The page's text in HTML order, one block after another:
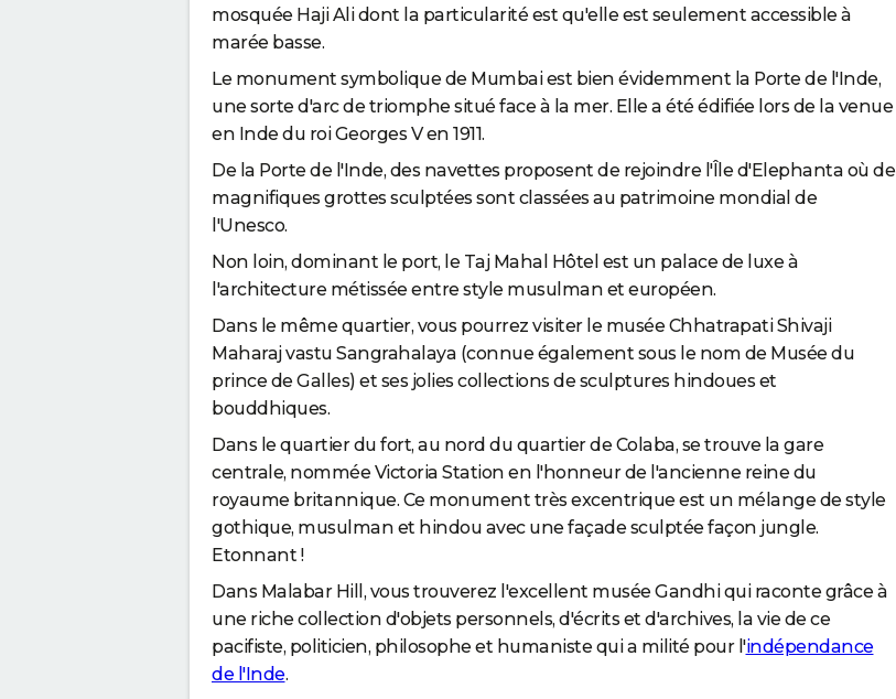
mosquée Haji Ali dont la particularité est qu'elle est seulement accessible à
marée basse.
Le monument symbolique de Mumbai est bien évidemment la Porte de l'Inde,
une sorte d'arc de triomphe situé face à la mer. Elle a été édifiée lors de la venue
en Inde du roi Georges V en 1911.
De la Porte de l'Inde, des navettes proposent de rejoindre l'Île d'Elephanta où de
magnifiques grottes sculptées sont classées au patrimoine mondial de
l'Unesco.
Non loin, dominant le port, le Taj Mahal Hôtel est un palace de luxe à
l'architecture métissée entre style musulman et européen.
Dans le même quartier, vous pourrez visiter le musée Chhatrapati Shivaji
Maharaj vastu Sangrahalaya (connue également sous le nom de Musée du
prince de Galles) et ses jolies collections de sculptures hindoues et
bouddhiques.
Dans le quartier du fort, au nord du quartier de Colaba, se trouve la gare
centrale, nommée Victoria Station en l'honneur de l'ancienne reine du
royaume britannique. Ce monument très excentrique est un mélange de style
gothique, musulman et hindou avec une façade sculptée façon jungle.
Etonnant !
Dans Malabar Hill, vous trouverez l'excellent musée Gandhi qui raconte grâce à
une riche collection d'objets personnels, d'écrits et d'archives, la vie de ce
pacifiste, politicien, philosophe et humaniste qui a milité pour l'indépendance
de l'Inde.